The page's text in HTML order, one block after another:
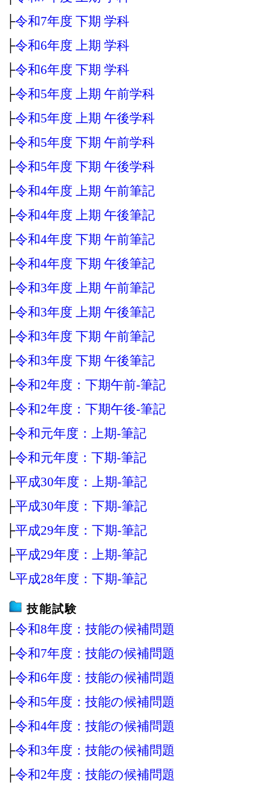
├令和7年度 下期 学科
├令和6年度 上期 学科
├令和6年度 下期 学科
├令和5年度 上期 午前学科
├令和5年度 上期 午後学科
├令和5年度 下期 午前学科
├令和5年度 下期 午後学科
├令和4年度 上期 午前筆記
├令和4年度 上期 午後筆記
├令和4年度 下期 午前筆記
├令和4年度 下期 午後筆記
├令和3年度 上期 午前筆記
├令和3年度 上期 午後筆記
├令和3年度 下期 午前筆記
├令和3年度 下期 午後筆記
├令和2年度：下期午前‐筆記
├令和2年度：下期午後‐筆記
├令和元年度：上期‐筆記
├令和元年度：下期‐筆記
├平成30年度：上期‐筆記
├平成30年度：下期‐筆記
├平成29年度：下期‐筆記
├平成29年度：上期‐筆記
└平成28年度：下期‐筆記
技能試験
├令和8年度：技能の候補問題
├令和7年度：技能の候補問題
├令和6年度：技能の候補問題
├令和5年度：技能の候補問題
├令和4年度：技能の候補問題
├令和3年度：技能の候補問題
├令和2年度：技能の候補問題